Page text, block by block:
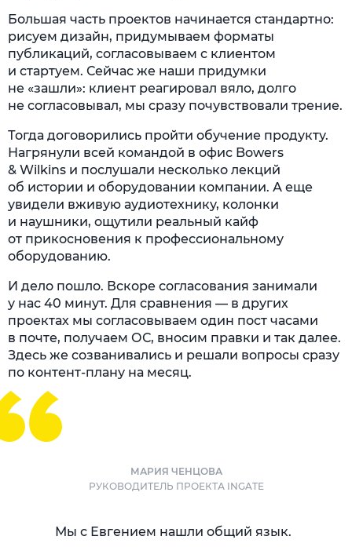
Большая часть проектов начинается стандартно:
рисуем дизайн, придумываем форматы
публикаций, согласовываем с клиентом
и стартуем. Сейчас же наши придумки
не «зашли»: клиент реагировал вяло, долго
не согласовывал, мы сразу почувствовали трение.
Тогда договорились пройти обучение продукту.
Нагрянули всей командой в офис Bowers
& Wilkins и послушали несколько лекций
об истории и оборудовании компании. А еще
увидели вживую аудиотехнику, колонки
и наушники, ощутили реальный кайф
от прикосновения к профессиональному
оборудованию.
И дело пошло. Вскоре согласования занимали
у нас 40 минут. Для сравнения — в других
проектах мы согласовываем один пост часами
в почте, получаем ОС, вносим правки и так далее.
Здесь же созванивались и решали вопросы сразу
по контент-плану на месяц.
МАРИЯ ЧЕНЦОВА
РУКОВОДИТЕЛЬ ПРОЕКТА INGATE
Мы с Евгением нашли общий язык.